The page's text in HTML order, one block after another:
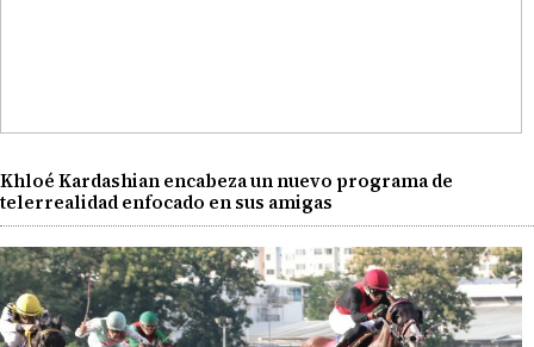
Khloé Kardashian encabeza un nuevo programa de
telerrealidad enfocado en sus amigas